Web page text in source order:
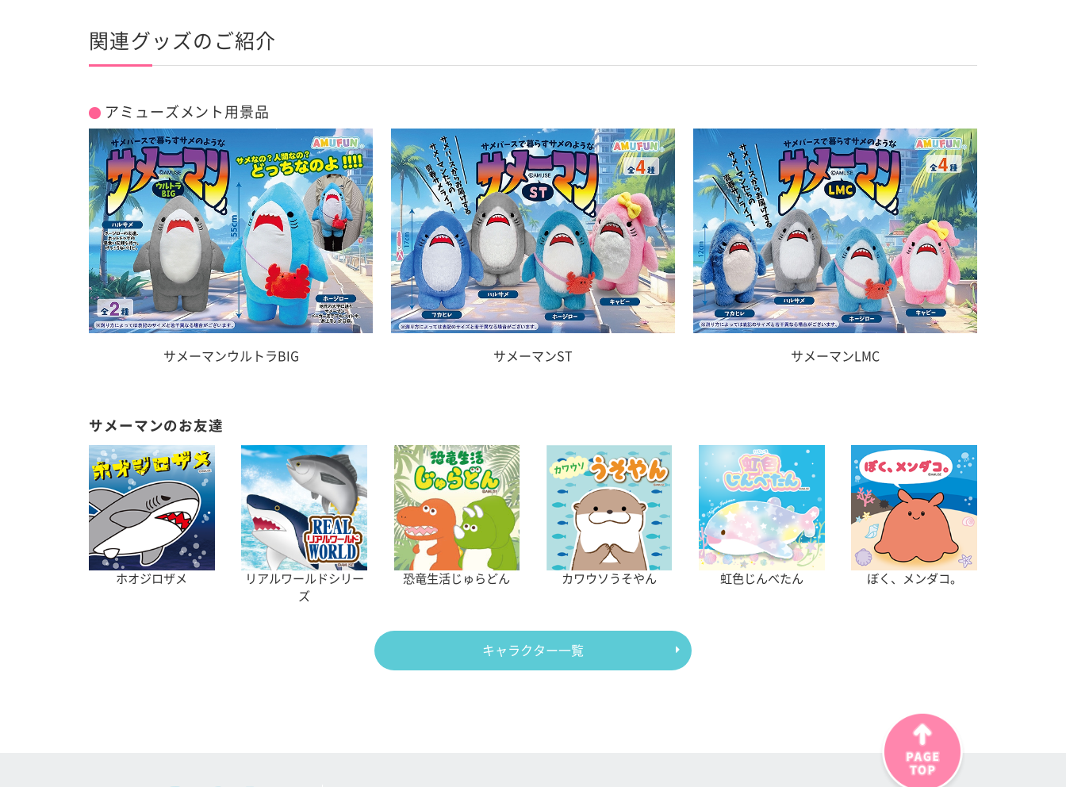
関連グッズのご紹介
アミューズメント用景品
サメーマンウルトラBIG サメーマンST サメーマンLMC
サメーマンのお友達
ホオジロザメ
リアルワールドシリー
ズ
恐竜生活じゅらどん カワウソうそやん 虹色じんべたん ぼく、メンダコ。
キャラクター一覧